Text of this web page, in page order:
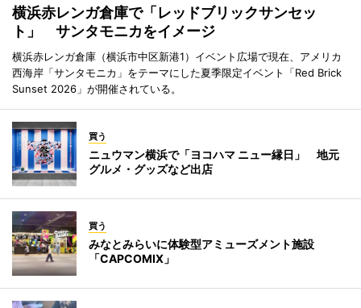
横浜赤レンガ倉庫で「レッドブリックサンセッ
ト」 サンタモニカをイメージ
横浜赤レンガ倉庫（横浜市中区新港1）イベント広場で現在、アメリカ
西海岸「サンタモニカ」をテーマにした夏季限定イベント「Red Brick
Sunset 2026」が開催されている。
買う
ニュウマン横浜で「ヨコハマ ニュー縁日」 地元
グルメ・グッズなど出店
買う
みなとみらいに体験型アミューズメント施設
「CAPCOMIX」